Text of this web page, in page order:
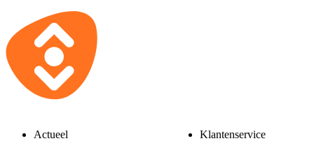
Actueel Klantenservice